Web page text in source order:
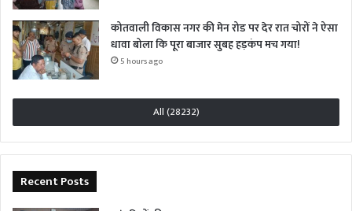
कोतवाली विकास नगर की मेन रोड पर देर रात चोरों ने ऐसा
धावा बोला कि पूरा बाजार सुबह हड़कंप मच गया!
5 hours ago
All (28232)
Recent Posts